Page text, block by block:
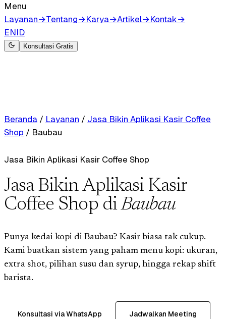
Menu
Layanan→Tentang→Karya→Artikel→Kontak→
ENID
Konsultasi Gratis
Beranda / Layanan / Jasa Bikin Aplikasi Kasir Coffee
Shop / Baubau
Jasa Bikin Aplikasi Kasir Coffee Shop
Jasa Bikin Aplikasi Kasir
Coffee Shop diBaubau
Punya kedai kopi di Baubau? Kasir biasa tak cukup.
Kami buatkan sistem yang paham menu kopi: ukuran,
extra shot, pilihan susu dan syrup, hingga rekap shift
barista.
Konsultasi via WhatsApp Jadwalkan Meeting